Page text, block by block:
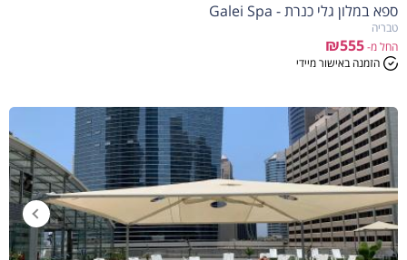
ספא במלון גלי כנרת - Galei Spa
טבריה
החל מ-₪555
הזמנה באישור מיידי